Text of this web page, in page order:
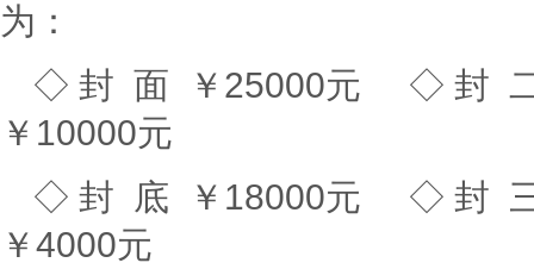
为：
◇ 封 面 ￥25000元 ◇ 封
￥10000元
◇ 封 底 ￥18000元 ◇ 封
￥4000元